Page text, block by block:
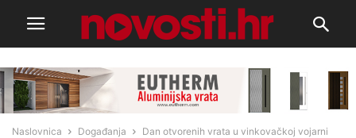
Naslovnica Događanja Dan otvorenih vrata u vinkovačkoj vojarni